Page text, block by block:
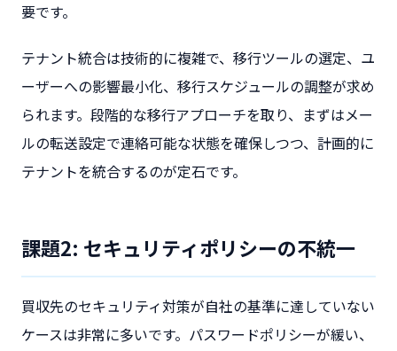
要です。
テナント統合は技術的に複雑で、移行ツールの選定、ユ
ーザーへの影響最小化、移行スケジュールの調整が求め
られます。段階的な移行アプローチを取り、まずはメー
ルの転送設定で連絡可能な状態を確保しつつ、計画的に
テナントを統合するのが定石です。
課題2: セキュリティポリシーの不統一
買収先のセキュリティ対策が自社の基準に達していない
ケースは非常に多いです。パスワードポリシーが緩い、